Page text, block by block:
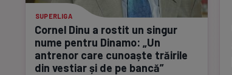
SUPERLIGA
Cornel Dinu a rostit un singur
nume pentru Dinamo: „Un
antrenor care cunoaște trăirile
din vestiar și de pe bancă”